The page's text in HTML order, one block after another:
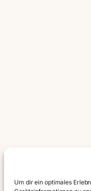
Um dir ein optimales